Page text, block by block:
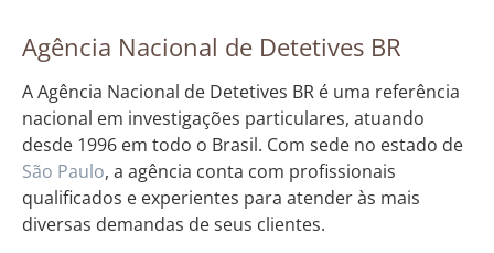
Agência Nacional de Detetives BR
A Agência Nacional de Detetives BR é uma referência
nacional em investigações particulares, atuando
desde 1996 em todo o Brasil. Com sede no estado de
São Paulo, a agência conta com profissionais
qualificados e experientes para atender às mais
diversas demandas de seus clientes.